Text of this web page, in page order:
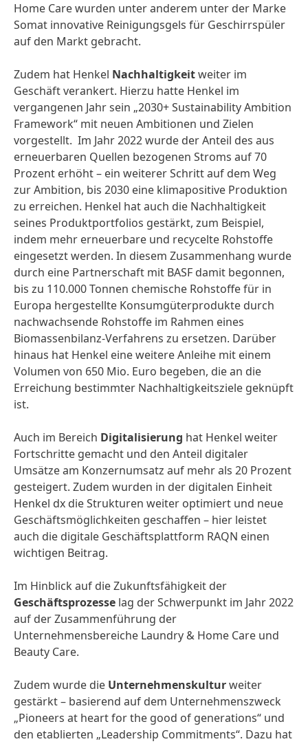
Home Care wurden unter anderem unter der Marke
Somat innovative Reinigungsgels für Geschirrspüler
auf den Markt gebracht.
Zudem hat Henkel Nachhaltigkeitweiter im
Geschäft verankert. Hierzu hatte Henkel im
vergangenen Jahr sein „2030+ Sustainability Ambition
Framework“ mit neuen Ambitionen und Zielen
vorgestellt. Im Jahr 2022 wurde der Anteil des aus
erneuerbaren Quellen bezogenen Stroms auf 70
Prozent erhöht – ein weiterer Schritt auf dem Weg
zur Ambition, bis 2030 eine klimapositive Produktion
zu erreichen. Henkel hat auch die Nachhaltigkeit
seines Produktportfolios gestärkt, zum Beispiel,
indem mehr erneuerbare und recycelte Rohstoffe
eingesetzt werden. In diesem Zusammenhang wurde
durch eine Partnerschaft mit BASF damit begonnen,
bis zu 110.000 Tonnen chemische Rohstoffe für in
Europa hergestellte Konsumgüterprodukte durch
nachwachsende Rohstoffe im Rahmen eines
Biomassenbilanz-Verfahrens zu ersetzen. Darüber
hinaus hat Henkel eine weitere Anleihe mit einem
Volumen von 650 Mio. Euro begeben, die an die
Erreichung bestimmter Nachhaltigkeitsziele geknüpft
ist.
Auch im Bereich Digitalisierung hat Henkel weiter
Fortschritte gemacht und den Anteil digitaler
Umsätze am Konzernumsatz auf mehr als 20 Prozent
gesteigert. Zudem wurden in der digitalen Einheit
Henkel dx die Strukturen weiter optimiert und neue
Geschäftsmöglichkeiten geschaffen – hier leistet
auch die digitale Geschäftsplattform RAQN einen
wichtigen Beitrag.
Im Hinblick auf die Zukunftsfähigkeit der
Geschäftsprozesse lag der Schwerpunkt im Jahr 2022
auf der Zusammenführung der
Unternehmensbereiche Laundry & Home Care und
Beauty Care.
Zudem wurde die Unternehmenskulturweiter
gestärkt – basierend auf dem Unternehmenszweck
„Pioneers at heart for the good of generations“ und
den etablierten „Leadership Commitments“. Dazu hat